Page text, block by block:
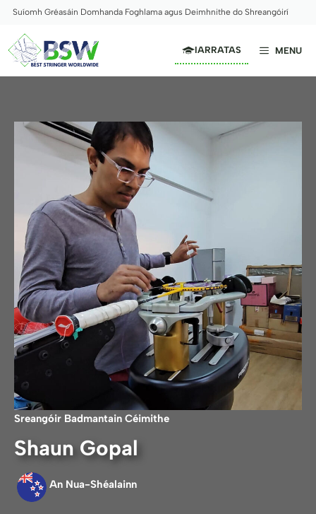
Skip
content
Suíomh Gréasáin Domhanda Foghlama agus Deimhnithe do Shreangóirí
MENU
IARRATAS
Sreangóir Badmantain Céimithe
Shaun Gopal
An Nua-Shéalainn